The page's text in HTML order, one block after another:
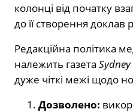
колонці від початку
до її створення доклав
Редакційна політика
належить газета
дуже чіткі межі щодо
Дозволено: